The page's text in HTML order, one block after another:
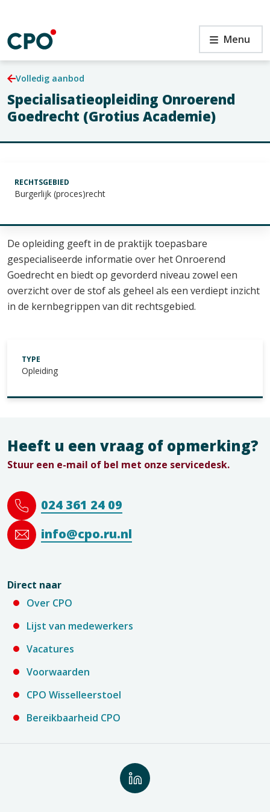
de
inhoud
Specialisatieopleiding
Onroerend
Goedrecht
(Grotius
Menu
Volledig aanbod
Specialisatieopleiding Onroerend
Goedrecht (Grotius Academie)
De opleiding geeft in de praktijk toepasbare
gespecialiseerde informatie over het Onroerend
Goedrecht en biedt op gevorderd niveau zowel een
overzicht over de stof als geheel als een verdiept inzicht
in de kernbegrippen van dit rechtsgebied.
TYPE
Opleiding
RECHTSGEBIED
Burgerlijk (proces)recht
Heeft u een vraag of opmerking?
Stuur een e-mail of bel met onze servicedesk.
024 361 24 09
info@cpo.ru.nl
Direct naar
Over CPO
Lijst van medewerkers
Vacatures
Voorwaarden
CPO Wisselleerstoel
Bereikbaarheid CPO
Volg
ons